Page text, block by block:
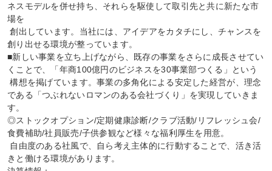
ネスモデルを併せ持ち、それらを駆使して取引先と共に新たな市
場を
創出しています。当社には、アイデアをカタチにし、チャンスを
創り出せる環境が整っています。
■新しい事業を立ち上げながら、既存の事業をさらに成長させてい
くことで、「年商100億円のビジネスを30事業部つくる」という
構想を掲げています。事業の多角化による安定した経営が、理念
である「つぶれないロマンのある会社づくり」を実現していきま
す。
◎ストックオプション/定期健康診断/クラブ活動/リフレッシュ会/
食費補助/社員販売/子供参観など様々な福利厚生を用意。
きと働ける環境があります。